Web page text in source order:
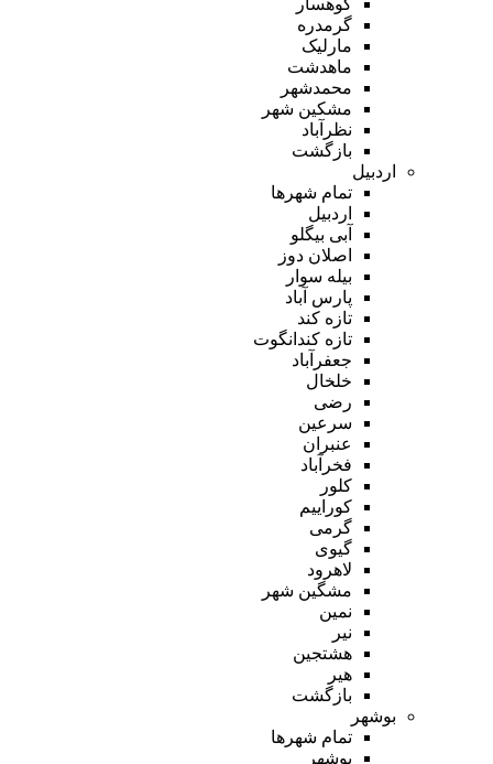
گرمدره
مارلیک
ماهدشت
محمدشهر
مشکین شهر
نظرآباد
بازگشت
اردبیل
تمام شهر‌ها
اردبیل
آبی بیگلو
اصلان دوز
بیله سوار
پارس آباد
تازه کند
تازه کندانگوت
جعفرآباد
خلخال
رضی
سرعین
عنبران
فخرآباد
کلور
کوراییم
گرمی
گیوی
لاهرود
مشگین شهر
نمین
نیر
هشتجین
هیر
بازگشت
بوشهر
تمام شهر‌ها
بوشهر